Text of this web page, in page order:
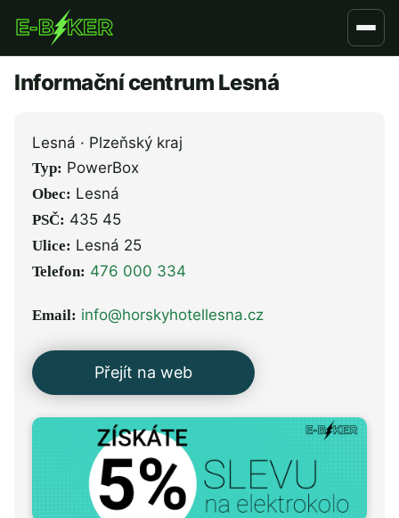
obsahu
Informační centrum Lesná
Lesná · Plzeňský kraj
Typ: PowerBox
Obec: Lesná
PSČ: 435 45
Ulice: Lesná 25
Telefon: 476 000 334
Email: info@horskyhotellesna.cz
Přejít na web